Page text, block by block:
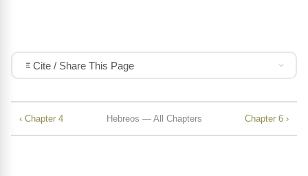
Cite / Share This Page
‹ Chapter 4 Hebreos — All Chapters Chapter 6 ›